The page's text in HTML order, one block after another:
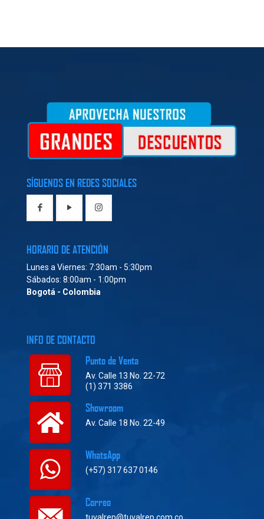
SÍGUENOS EN REDES SOCIALES
HORARIO DE ATENCIÓN
Lunes a Viernes: 7:30am - 5:30pm
Sábados: 8:00am - 1:00pm
Bogotá - Colombia
INFO DE CONTACTO
Punto de Venta
Av. Calle 13 No. 22-72
(1) 371 3386
Showroom
Av. Calle 18 No. 22-49
WhatsApp
(+57) 317 637 0146
Correo